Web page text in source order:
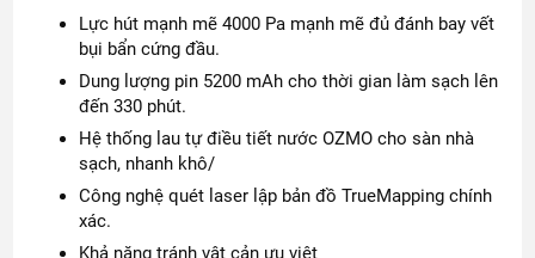
Lực hút mạnh mẽ 4000 Pa mạnh mẽ đủ đánh bay vết
bụi bẩn cứng đầu.
Dung lượng pin 5200 mAh cho thời gian làm sạch lên
đến 330 phút.
Hệ thống lau tự điều tiết nước OZMO cho sàn nhà
sạch, nhanh khô/
Công nghệ quét laser lập bản đồ TrueMapping chính
xác.
Khả năng tránh vật cản ưu việt